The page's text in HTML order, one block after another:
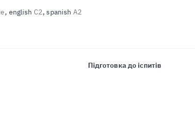
english C2 spanish A2
Підготовка до іспитів